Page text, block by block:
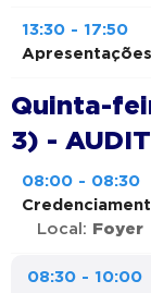
13:30 - 17:50
Apresentações
Quinta-
3) -
08:00 - 08:30
Local:
Foyer
08:30 - 10:00